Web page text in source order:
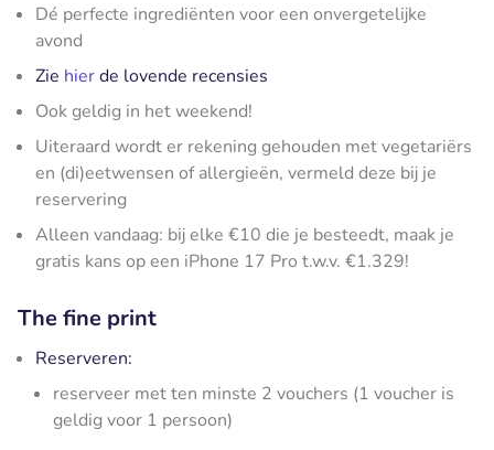
Dé perfecte ingrediënten voor een onvergetelijke
avond
Zie hierde lovende recensies
Ook geldig in het weekend!
Uiteraard wordt er rekening gehouden met vegetariërs
en (di)eetwensen of allergieën, vermeld deze bij je
reservering
Alleen vandaag: bij elke €10 die je besteedt, maak je
gratis kans op een iPhone 17 Pro t.w.v. €1.329!
The fine print
Reserveren:
reserveer met ten minste 2 vouchers (1 voucher is
geldig voor 1 persoon)